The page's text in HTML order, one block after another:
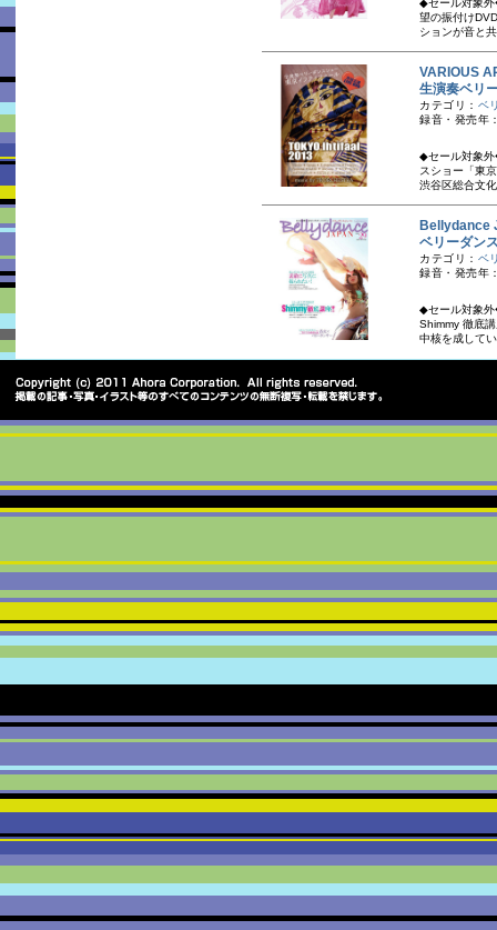
◆セール対象外
望の振付け
ションが音と
VARIOUS
生演奏ベリ
カテゴリ： ベ
録音・発売年
◆セール対象
スショー「東
渋谷区総合文
ベリーダン
カテゴリ： ベ
録音・発売
◆セール対象
Shimmy 徹底
中核を成して